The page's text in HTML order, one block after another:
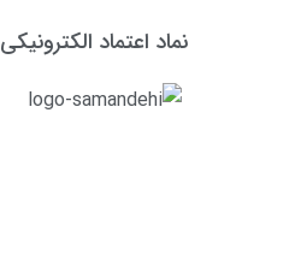
نماد اعتماد الکترونیکی